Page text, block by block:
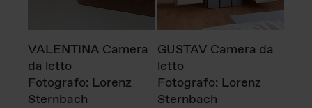
VALENTINA Camera
da letto
Fotografo: Lorenz
Sternbach
GUSTAV Camera da
letto
Fotografo: Lorenz
Sternbach